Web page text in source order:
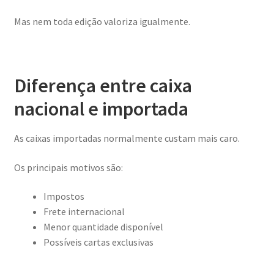
Mas nem toda edição valoriza igualmente.
Diferença entre caixa
nacional e importada
As caixas importadas normalmente custam mais caro.
Os principais motivos são:
Impostos
Frete internacional
Menor quantidade disponível
Possíveis cartas exclusivas